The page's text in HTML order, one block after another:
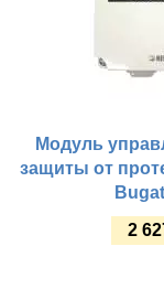
Модуль
защиты от
2